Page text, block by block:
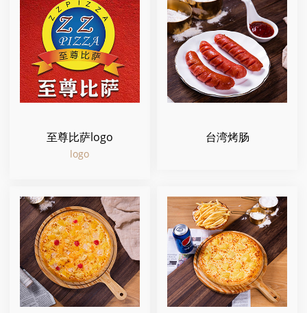
至尊比萨logo
logo
台湾烤肠